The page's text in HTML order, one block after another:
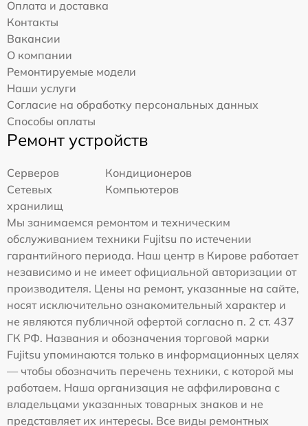
Оплата и доставка
Контакты
Вакансии
О компании
Ремонтируемые модели
Наши услуги
Согласие на обработку персональных данных
Способы оплаты
Ремонт устройств
Серверов
Кондиционеров
Сетевых
хранилищ
Компьютеров
Мы занимаемся ремонтом и техническим
обслуживанием техники Fujitsu по истечении
гарантийного периода. Наш центр в Кирове работает
независимо и не имеет официальной авторизации от
производителя. Цены на ремонт, указанные на сайте,
носят исключительно ознакомительный характер и
не являются публичной офертой согласно п. 2 ст. 437
ГК РФ. Названия и обозначения торговой марки
Fujitsu упоминаются только в информационных целях
— чтобы обозначить перечень техники, с которой мы
работаем. Наша организация не аффилирована с
владельцами указанных товарных знаков и не
представляет их интересы. Все виды ремонтных